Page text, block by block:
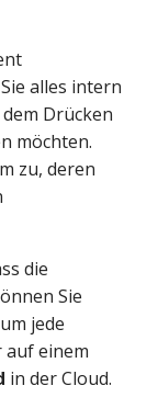
alles intern
Drücken
möchten.
zu, deren
die
Sie
jede
auf einem
in der Cloud.